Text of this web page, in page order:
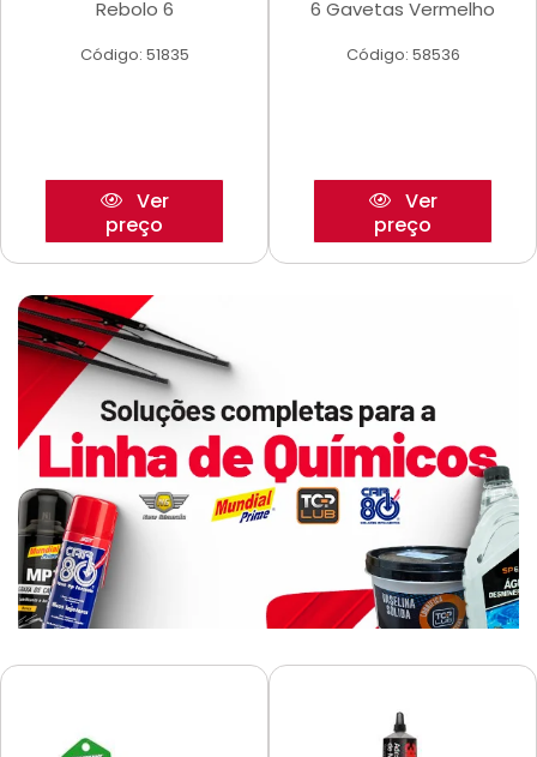
Rebolo 6
Código: 51835
Ver
preço
6 Gavetas Vermelho
Código: 58536
Ver
preço